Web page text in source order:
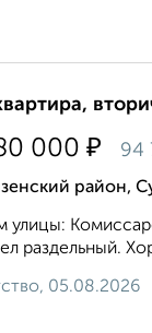
000 ₽ 94
район,
улицы:
раздельный.
05.08.2026